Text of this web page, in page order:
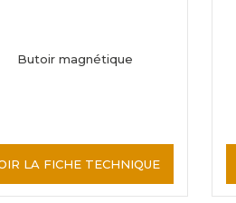
Butoir magnétique
LA FICHE TECHNIQUE